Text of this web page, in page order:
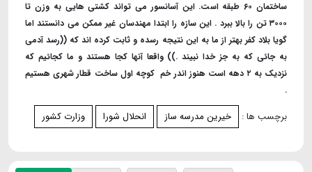
ساختمان ۶۰ طبقه است. این آسانسور می تواند کشتی هایی به وزن تا
۳۰۰۰ تن را بالا ببرد . این سازه را ابتدا مهندسان غیر ممکن می دانستند اما
گویا بلاد کفر بهتر از ما به این نتیجه رسده و ثابت کرده اند که ((رسد آدمی
به جائی که به جز خدا نبیند .)) واقعا آنها کجا هستند و ما کجائیم که
نزدیک به ۲ دهه است هنوز اندر خم کوچه اول ساخت قطار شهری هستیم
.
برچسب ها : خيرين مدرسه ساز انحلال شورا وزارت كشور